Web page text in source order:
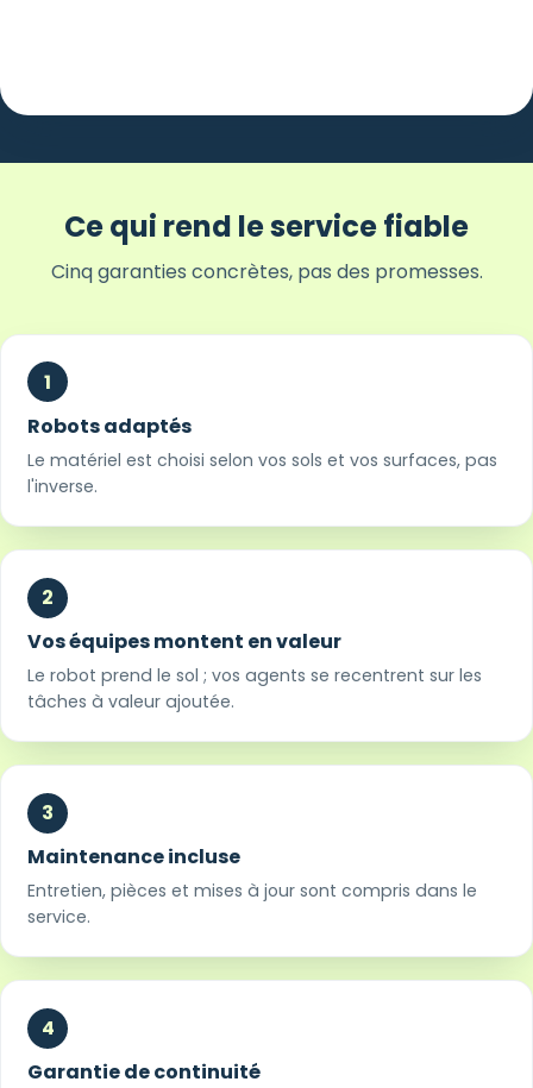
Ce qui rend le service fiable
Cinq garanties concrètes, pas des promesses.
1
Robots adaptés
Le matériel est choisi selon vos sols et vos surfaces, pas
l'inverse.
2
Vos équipes montent en valeur
Le robot prend le sol ; vos agents se recentrent sur les
tâches à valeur ajoutée.
3
Maintenance incluse
Entretien, pièces et mises à jour sont compris dans le
service.
4
Garantie de continuité